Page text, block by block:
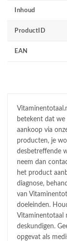
Inhoud
ProductID
EAN
betekent dat we
aankoop via
producten, je
desbetreffende
neem dan
het product
diagnose,
van
doeleinden.
Vitaminentotaal
deskundigen.
opgevat als